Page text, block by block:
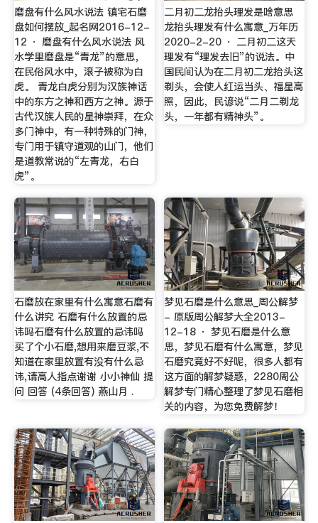
磨盘有什么风水说法 镇宅石磨
盘如何摆放_起名网2016-12-
12 · 磨盘有什么风水说法 风
水学里磨盘是“青龙”的意思，
在民俗风水中，滚子被称为白
虎。 青龙白虎分别为汉族神话
中的东方之神和西方之神。源于
古代汉族人民的星神崇拜，在众
多门神中，有一种特殊的门神，
专门用于镇守道观的山门，他们
是道教常说的“左青龙，右白
虎”。
二月初二龙抬头理发是啥意思
龙抬头理发有什么寓意_万年历
2020-2-20 · 二月初二这天
理发有“理发去旧”的说法。中
国民间认为在二月初二龙抬头这
剃头，会使人红运当头、福星高
照，因此，民谚说“二月二剃龙
头，一年都有精神头”。
石磨放在家里有什么寓意石磨有
什么讲究 石磨有什么放置的忌
讳吗石磨有什么放置的忌讳吗
买了个小石磨,想用来磨豆浆,不
知道在家里放置有没有什么忌
讳,请高人指点谢谢 小小神仙 提
问 回答 (4条回答) 燕山月 .
梦见石磨是什么意思_周公解梦
- 原版周公解梦大全2013-
12-18 · 梦见石磨是什么意
思，梦见石磨有什么寓意，梦见
石磨究竟好不好呢，很多人都有
这方面的解梦疑惑，2280周公
解梦专门精心整理了梦见石磨相
关的内容，为您免费解梦！